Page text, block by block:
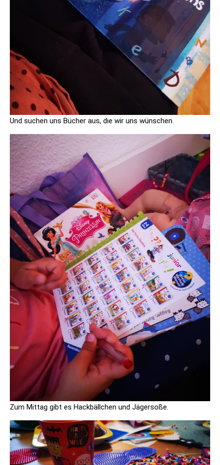
Und suchen uns Bücher aus, die wir uns wünschen.
Zum Mittag gibt es Hackbällchen und Jägersoße.